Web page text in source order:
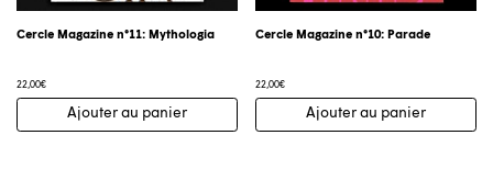
Cercle Magazine n°11: Mythologia
22,00€
Ajouter au panier
Cercle Magazine n°10: Parade
22,00€
Ajouter au panier